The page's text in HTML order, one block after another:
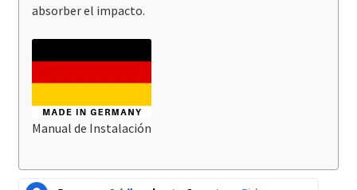
absorber el impacto.
Manual de Instalación